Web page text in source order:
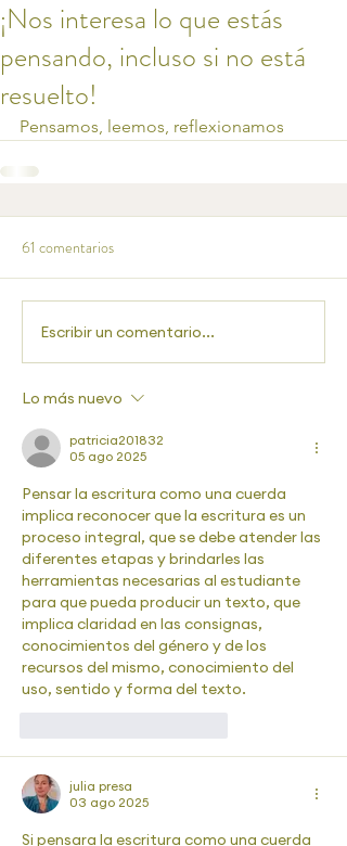
¡Nos interesa lo que estás
pensando, incluso si no está
resuelto!
Pensamos, leemos, reflexionamos
61 comentarios
Escribir un comentario...
Lo más nuevo
patricia201832
05 ago 2025
Pensar la escritura como una cuerda
implica reconocer que la escritura es un
proceso integral, que se debe atender las
diferentes etapas y brindarles las
herramientas necesarias al estudiante
para que pueda producir un texto, que
implica claridad en las consignas,
conocimientos del género y de los
recursos del mismo, conocimiento del
uso, sentido y forma del texto.
julia presa
03 ago 2025
Si pensara la escritura como una cuerda